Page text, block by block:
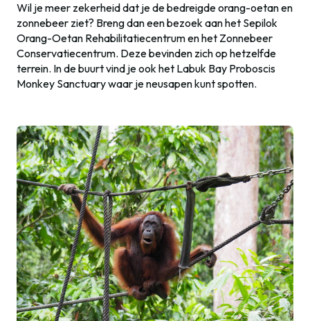
Wil je meer zekerheid dat je de bedreigde orang-oetan en
zonnebeer ziet? Breng dan een bezoek aan het Sepilok
Orang-Oetan Rehabilitatiecentrum en het Zonnebeer
Conservatiecentrum. Deze bevinden zich op hetzelfde
terrein. In de buurt vind je ook het Labuk Bay Proboscis
Monkey Sanctuary waar je neusapen kunt spotten.